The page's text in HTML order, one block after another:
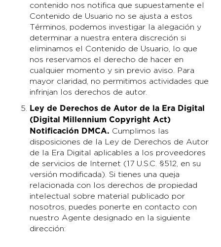
contenido nos notifica que supuestamente el
Contenido de Usuario no se ajusta a estos
Términos, podemos investigar la alegación y
determinar a nuestra entera discreción si
eliminamos el Contenido de Usuario, lo que
nos reservamos el derecho de hacer en
cualquier momento y sin previo aviso. Para
mayor claridad, no permitimos actividades que
infrinjan los derechos de autor.
Ley de Derechos de Autor de la Era Digital
(Digital Millennium Copyright Act)
Notificación DMCA. Cumplimos las
disposiciones de la Ley de Derechos de Autor
de la Era Digital aplicables a los proveedores
de servicios de Internet (17 U.S.C. §512, en su
versión modificada). Si tienes una queja
relacionada con los derechos de propiedad
intelectual sobre material publicado por
nosotros, puedes ponerte en contacto con
nuestro Agente designado en la siguiente
dirección: